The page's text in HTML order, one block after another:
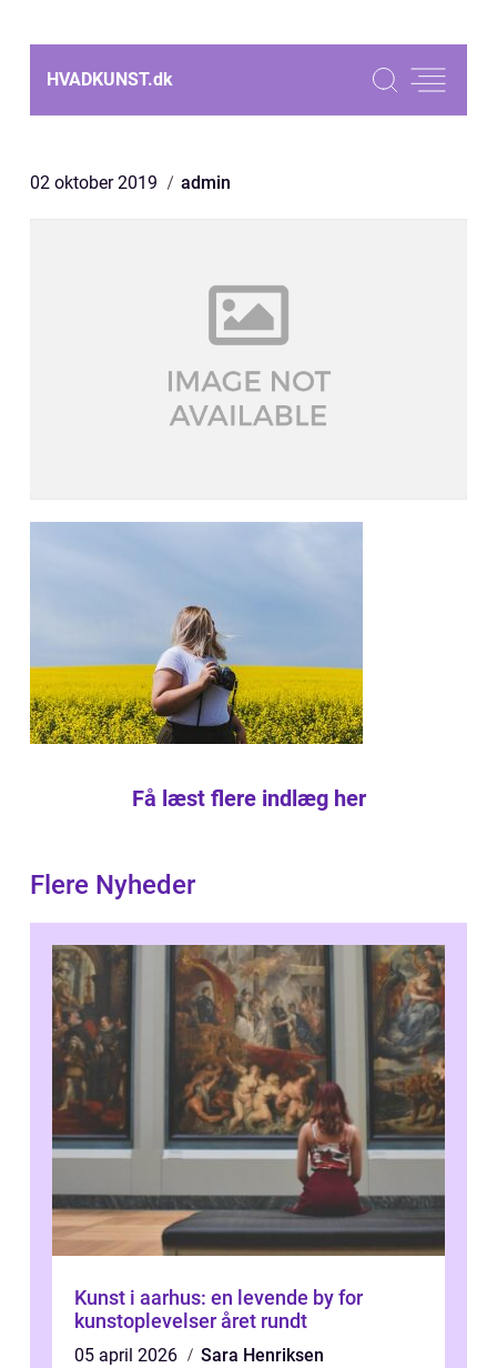
HVADKUNST.dk
02 oktober 2019 admin
Få læst flere indlæg her
Flere Nyheder
Kunst i aarhus: en levende by for
kunstoplevelser året rundt
05 april 2026
Sara Henriksen